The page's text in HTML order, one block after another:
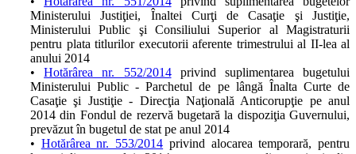
Ministerului Justiţiei, Înaltei Curţi de Casaţie şi Justiţie,
Ministerului Public şi Consiliului Superior al Magistraturii
pentru plata titlurilor executorii aferente trimestrului al II-lea al
anului 2014
•Hotărârea nr. 552/2014privind suplimentarea bugetului
Ministerului Public - Parchetul de pe lângă Înalta Curte de
Casaţie şi Justiţie - Direcţia Naţională Anticorupţie pe anul
2014 din Fondul de rezervă bugetară la dispoziţia Guvernului,
prevăzut în bugetul de stat pe anul 2014
• Hotărârea nr. 553/2014 privind alocarea temporară, pentru